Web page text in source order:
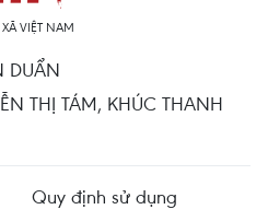
VIỆT NAM
DUẨN
THỊ TÁM, KHÚC THANH
Quy định sử dụng